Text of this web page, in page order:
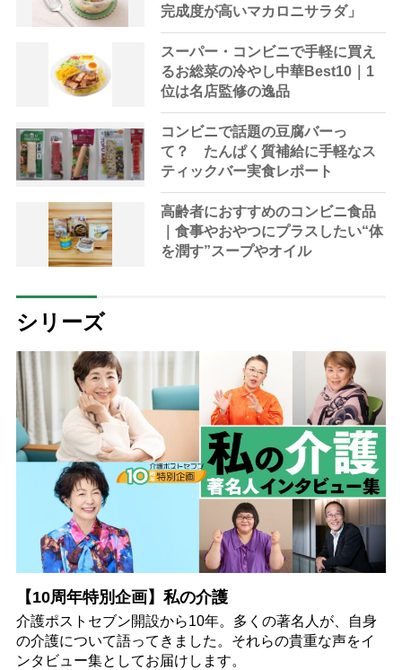
完成度が高いマカロニサラダ」
スーパー・コンビニで手軽に買え
るお総菜の冷やし中華Best10｜1
位は名店監修の逸品
コンビニで話題の豆腐バーっ
て？ たんぱく質補給に手軽なス
ティックバー実食レポート
高齢者におすすめのコンビニ食品
｜食事やおやつにプラスしたい“体
を潤す”スープやオイル
シリーズ
【10周年特別企画】私の介護
介護ポストセブン開設から10年。多くの著名人が、自身
の介護について語ってきました。それらの貴重な声をイ
ンタビュー集としてお届けします。